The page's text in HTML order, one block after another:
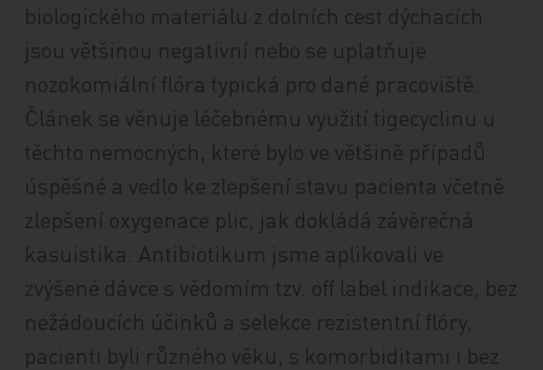
biologického materiálu z dolních cest dýchacích
jsou většinou negativní nebo se uplatňuje
nozokomiální flóra typická pro dané pracoviště.
Článek se věnuje léčebnému využití tigecyclinu u
těchto nemocných, které bylo ve většině případů
úspěšné a vedlo ke zlepšení stavu pacienta včetně
zlepšení oxygenace plic, jak dokládá závěrečná
kasuistika. Antibiotikum jsme aplikovali ve
zvýšené dávce s vědomím tzv. off label indikace, bez
nežádoucích účinků a selekce rezistentní flóry,
pacienti byli různého věku, s komorbiditami i bez